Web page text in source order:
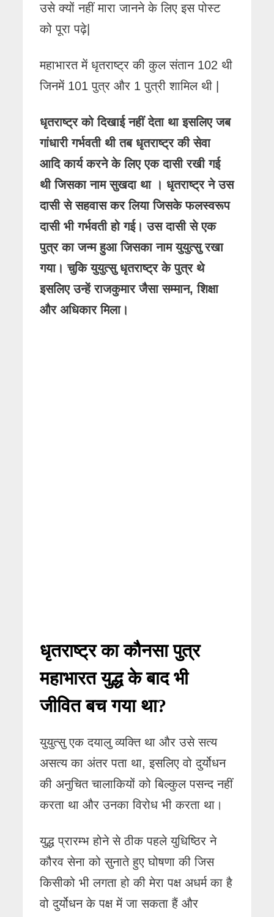
उसे क्यों नहीं मारा जानने के लिए इस पोस्ट
को पूरा पढ़े|
महाभारत में धृतराष्ट्र की कुल संतान 102 थी
जिनमें 101 पुत्र और 1 पुत्री शामिल थी |
धृतराष्ट्र को दिखाई नहीं देता था इसलिए जब
गांधारी गर्भवती थी तब धृतराष्ट्र की सेवा
आदि कार्य करने के लिए एक दासी रखी गई
थी जिसका नाम सुखदा था । धृतराष्ट्र ने उस
दासी से सहवास कर लिया जिसके फलस्वरूप
दासी भी गर्भवती हो गई। उस दासी से एक
पुत्र का जन्म हुआ जिसका नाम युयुत्सु रखा
गया। चुकि युयुत्सु धृतराष्ट्र के पुत्र थे
इसलिए उन्हें राजकुमार जैसा सम्मान, शिक्षा
और अधिकार मिला।
धृतराष्ट्र का कौनसा पुत्र
महाभारत युद्ध के बाद भी
जीवित बच गया था?
युयुत्सु एक दयालु व्यक्ति था और उसे सत्य
असत्य का अंतर पता था, इसलिए वो दुर्योधन
की अनुचित चालाकियों को बिल्कुल पसन्द नहीं
करता था और उनका विरोध भी करता था।
युद्ध प्रारम्भ होने से ठीक पहले युधिष्ठिर ने
कौरव सेना को सुनाते हुए घोषणा की जिस
किसीको भी लगता हो की मेरा पक्ष अधर्म का है
वो दुर्योधन के पक्ष में जा सकता हैं और